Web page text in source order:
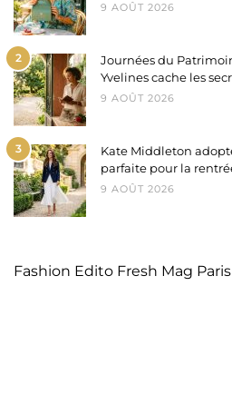
9 AOÛT 2026
2
Journées du
Yvelines cache les
9 AOÛT 2026
3
Kate Middleton
parfaite pour la
9 AOÛT 2026
Fashion Edito Fresh Mag Paris